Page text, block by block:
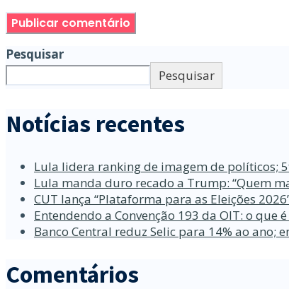
Pesquisar
Pesquisar
Notícias recentes
Lula lidera ranking de imagem de políticos;
Lula manda duro recado a Trump: “Quem
CUT lança “Plataforma para as Eleições
Entendendo a Convenção 193 da OIT: o
Banco Central reduz Selic para 14% ao ano;
Comentários